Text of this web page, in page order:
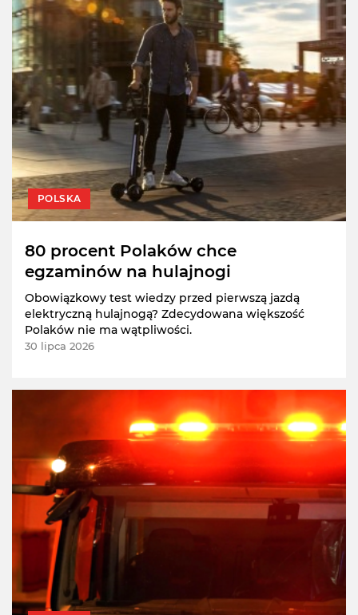
POLSKA
80 procent Polaków chce
egzaminów na hulajnogi
Obowiązkowy test wiedzy przed pierwszą jazdą
elektryczną hulajnogą? Zdecydowana większość
Polaków nie ma wątpliwości.
30 lipca 2026